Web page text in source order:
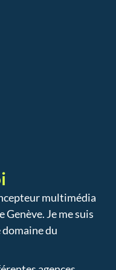
multimédia
Genève. Je me suis
du